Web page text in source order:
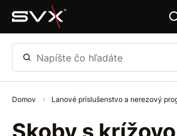
Preskočiť na hlavný obsah
Napíšte čo hľadáte
Domov Lanové príslušenstvo a nerezový